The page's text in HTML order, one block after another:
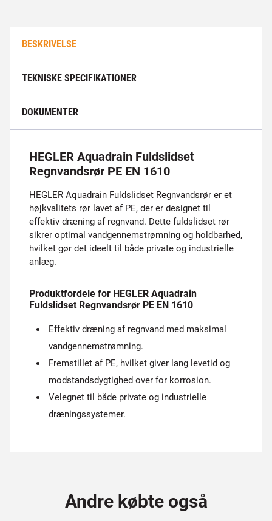
BESKRIVELSE
TEKNISKE SPECIFIKATIONER
DOKUMENTER
HEGLER Aquadrain Fuldslidset
Regnvandsrør PE EN 1610
HEGLER Aquadrain Fuldslidset Regnvandsrør er et
højkvalitets rør lavet af PE, der er designet til
effektiv dræning af regnvand. Dette fuldslidset rør
sikrer optimal vandgennemstrømning og holdbarhed,
hvilket gør det ideelt til både private og industrielle
anlæg.
Produktfordele for HEGLER Aquadrain
Fuldslidset Regnvandsrør PE EN 1610
Effektiv dræning af regnvand med maksimal
vandgennemstrømning.
Fremstillet af PE, hvilket giver lang levetid og
modstandsdygtighed over for korrosion.
Velegnet til både private og industrielle
dræningssystemer.
Andre købte også